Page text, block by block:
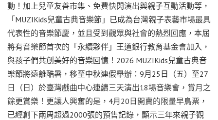
動！加上兒童友善市集、免費快閃演出與親子互動活動等，
「MUZIKids兒童古典音樂節」已成為台灣親子表藝市場最具
代表性的音樂節慶，並且受到觀眾與社會的熱烈回應，本屆
將有音樂節首次的「永續夥伴」王道銀行教育基金會加入，
與孩子們共創美好的音樂回憶！2026 MUZIKids兒童古典音
樂節將遠離酷暑，移至中秋連假舉辦：9月25日（五）至27
日（日）於臺灣戲曲中心連續三天演出18場音樂會，賞月之
餘更賞樂！更讓人興奮的是，4月20日開賣的限量早鳥票，
已經創下兩周超過2000張的預售記錄，顯示三年來親子觀